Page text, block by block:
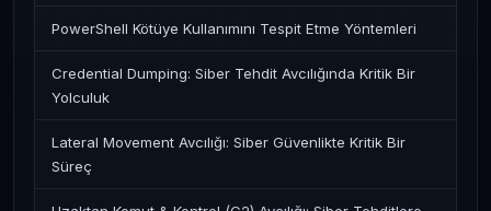
PowerShell Kötüye Kullanımını Tespit Etme Yöntemleri
Credential Dumping: Siber Tehdit Avcılığında Kritik Bir
Yolculuk
Lateral Movement Avcılığı: Siber Güvenlikte Kritik Bir
Süreç